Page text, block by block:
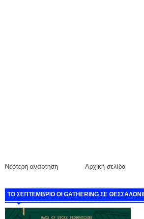
Νεότερη ανάρτηση Αρχική σελίδα
ΤΟ ΣΕΠΤΕΜΒΡΙΟ ΟΙ GATHERING ΣΕ